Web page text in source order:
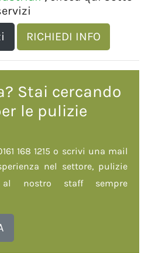
RICHIEDI INFO
Stai cercando
le pulizie
168 1215 o scrivi una mail
nel settore, pulizie
nostro staff sempre